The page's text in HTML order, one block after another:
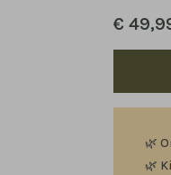
€
🌿
🌿